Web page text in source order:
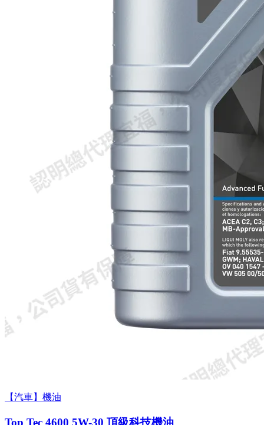
【汽車】機油
Top Tec 4600 5W-30 頂級科技機油